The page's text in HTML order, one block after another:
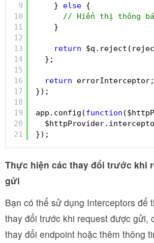
9
10
11
12
13
14
15
16
17
18
19
20
21
} else {
// Hiển thị thông
}
return
};
return
errorInterceptor;
});
app.config(function
});
Thực hiện các thay đổi trước khi
gửi
Bạn có thể sử dụng Interceptors để
thay đổi trước khi request được gửi,
thay đổi endpoint hoặc thêm thông